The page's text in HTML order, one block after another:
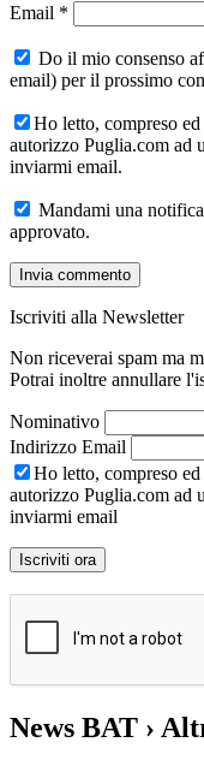
Email *
Do il mio consenso
email) per il prossimo
Ho letto, compreso
autorizzo Puglia.com ad
inviarmi email.
Mandami una
approvato.
Iscriviti alla Newsletter
Non riceverai spam ma
Potrai inoltre annullare
Nominativo
Indirizzo Email
Ho letto, compreso
autorizzo Puglia.com ad
inviarmi email
News BAT ›